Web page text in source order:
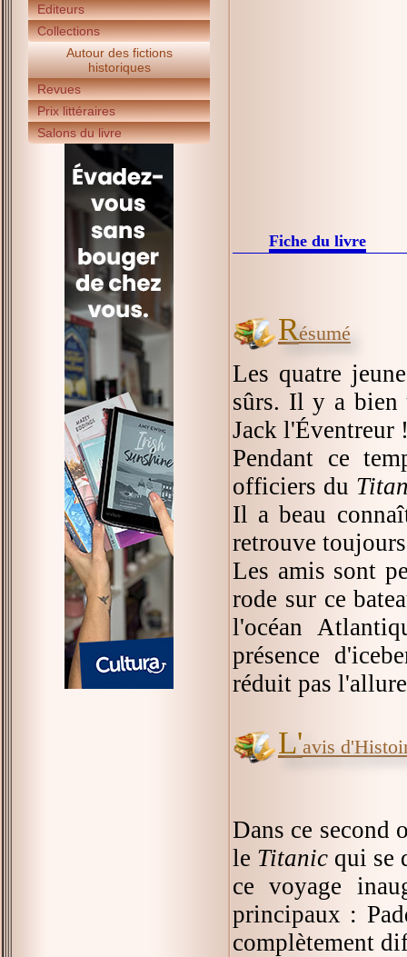
Editeurs
Collections
Autour des fictions
historiques
Revues
Prix littéraires
Salons du livre
Fiche du livre
Résumé
Les quatre
sûrs. Il y a bien
Jack l'Éventreur
Pendant ce
officiers du
Il a beau
retrouve
Les amis sont
rode sur ce
l'océan
présence
réduit pas
L'avis
Dans ce second
le Titanic qui se
ce voyage
principaux :
complètement